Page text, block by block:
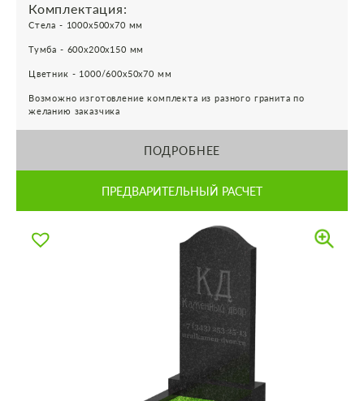
Комплектация:
Стела - 1000х500х70 мм
Тумба - 600х200х150 мм
Цветник - 1000/600х50х70 мм
Возможно изготовление комплекта из разного гранита по
желанию заказчика
ПОДРОБНЕЕ
ПРЕДВАРИТЕЛЬНЫЙ РАСЧЕТ